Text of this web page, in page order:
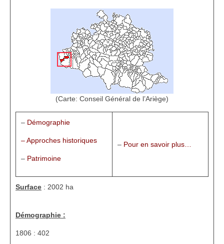
1302 à 1499
1505 à 1589
1595 à 1693
1701 à 1798
1800 à 1899
1901 à 1948
1950 à 2006
Diocèses et évêques
HGL: 498 à 1095
HGL: 1105 à 1199
(Carte: Conseil Général de l’Ariège)
– Démographie
– Approches historiques
– Patrimoine
– Pour en savoir plus…
Surface : 2002 ha
Démographie :
1806 : 402